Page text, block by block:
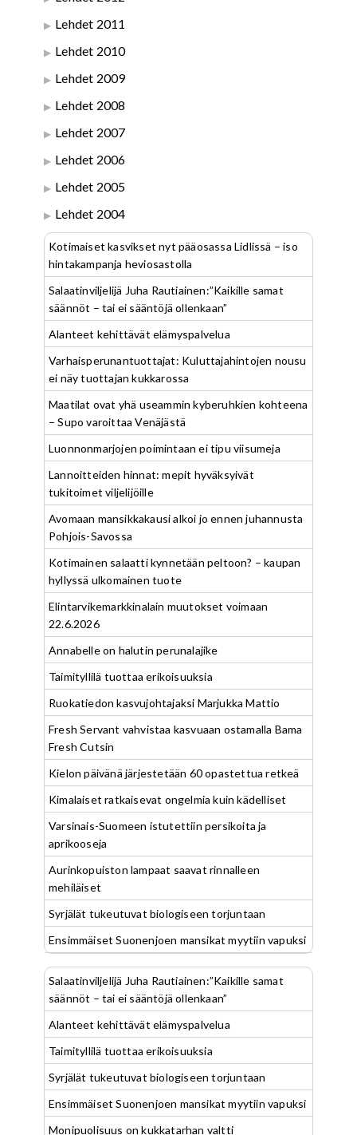
Lehdet 2011
Lehdet 2010
Lehdet 2009
Lehdet 2008
Lehdet 2007
Lehdet 2006
Lehdet 2005
Lehdet 2004
Kotimaiset kasvikset nyt pääosassa Lidlissä – iso
hintakampanja heviosastolla
Salaatinviljelijä Juha Rautiainen:”Kaikille samat
säännöt – tai ei sääntöjä ollenkaan”
Alanteet kehittävät elämyspalvelua
Varhaisperunantuottajat: Kuluttajahintojen nousu
ei näy tuottajan kukkarossa
Maatilat ovat yhä useammin kyberuhkien kohteena
– Supo varoittaa Venäjästä
Luonnonmarjojen poimintaan ei tipu viisumeja
Lannoitteiden hinnat: mepit hyväksyivät
tukitoimet viljelijöille
Avomaan mansikkakausi alkoi jo ennen juhannusta
Pohjois-Savossa
Kotimainen salaatti kynnetään peltoon? – kaupan
hyllyssä ulkomainen tuote
Elintarvikemarkkinalain muutokset voimaan
22.6.2026
Annabelle on halutin perunalajike
Taimityllilä tuottaa erikoisuuksia
Ruokatiedon kasvujohtajaksi Marjukka Mattio
Fresh Servant vahvistaa kasvuaan ostamalla Bama
Fresh Cutsin
Kielon päivänä järjestetään 60 opastettua retkeä
Kimalaiset ratkaisevat ongelmia kuin kädelliset
Varsinais-Suomeen istutettiin persikoita ja
aprikooseja
Aurinkopuiston lampaat saavat rinnalleen
mehiläiset
Syrjälät tukeutuvat biologiseen torjuntaan
Ensimmäiset Suonenjoen mansikat myytiin vapuksi
Salaatinviljelijä Juha Rautiainen:”Kaikille samat
säännöt – tai ei sääntöjä ollenkaan”
Alanteet kehittävät elämyspalvelua
Taimityllilä tuottaa erikoisuuksia
Syrjälät tukeutuvat biologiseen torjuntaan
Ensimmäiset Suonenjoen mansikat myytiin vapuksi
Monipuolisuus on kukkatarhan valtti